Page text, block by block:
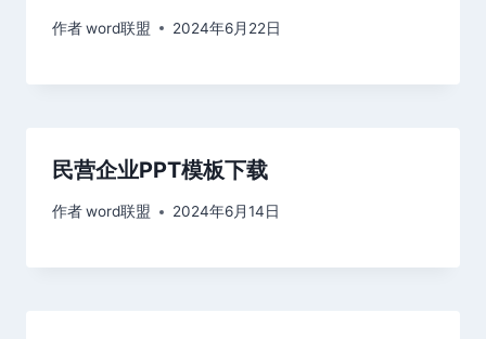
作者word联盟 2024年6月22日
民营企业PPT模板下载
作者word联盟 2024年6月14日